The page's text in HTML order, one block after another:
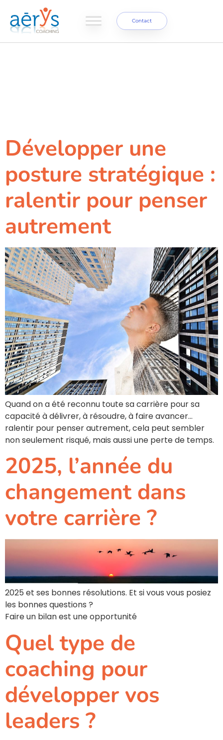
Contact
Développer une
posture stratégique :
ralentir pour penser
autrement
Quand on a été reconnu toute sa carrière pour sa
capacité à délivrer, à résoudre, à faire avancer…
ralentir pour penser autrement, cela peut sembler
non seulement risqué, mais aussi une perte de temps.
2025, l’année du
changement dans
votre carrière ?
2025 et ses bonnes résolutions. Et si vous vous posiez
les bonnes questions ?
Faire un bilan est une opportunité
Quel type de
coaching pour
développer vos
leaders ?